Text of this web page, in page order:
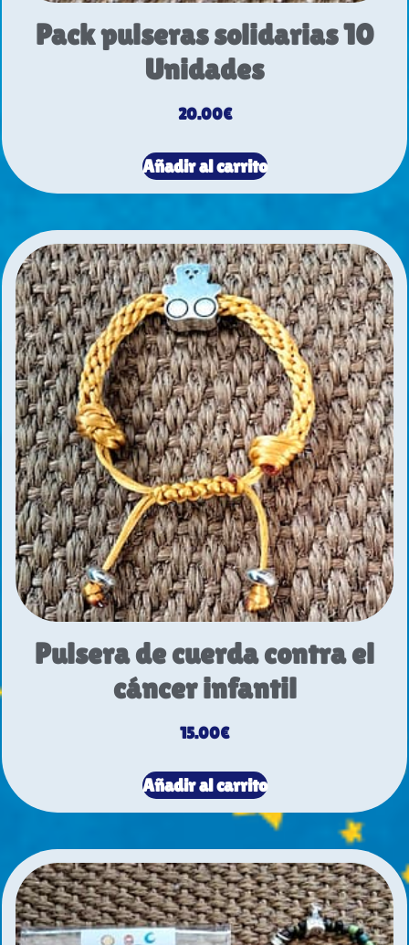
Pack pulseras solidarias 10
Unidades
20.00€
Añadir al carrito
Pulsera de cuerda contra el
cáncer infantil
15.00€
Añadir al carrito